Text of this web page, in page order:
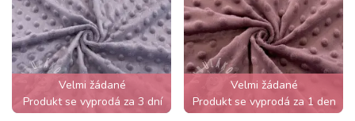
Velmi žádané
Produkt se vyprodá za 3 dní
Velmi žádané
Produkt se vyprodá za 1 den